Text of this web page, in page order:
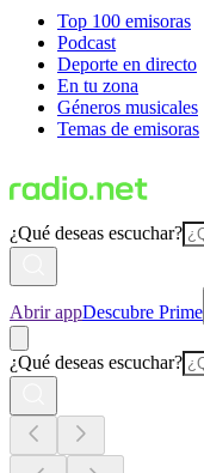
Top 100 emisoras
Podcast
Deporte en directo
En tu zona
Géneros musicales
Temas de emisoras
¿Qué deseas escuchar?
Abrir appDescubre Prime
¿Qué deseas escuchar?